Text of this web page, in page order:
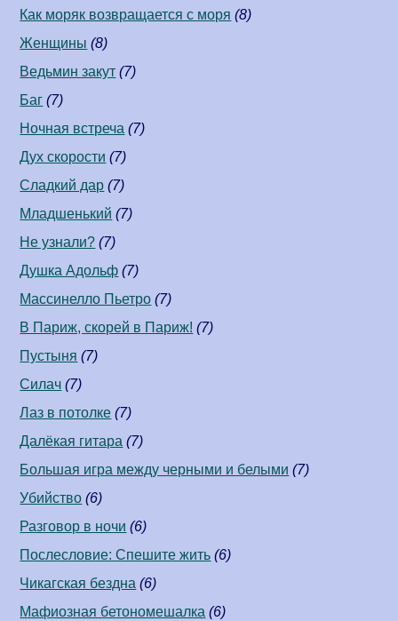
Как моряк возвращается с моря (8)
Женщины (8)
Ведьмин закут (7)
Баг (7)
Ночная встреча (7)
Дух скорости (7)
Сладкий дар (7)
Младшенький (7)
Не узнали? (7)
Душка Адольф (7)
Массинелло Пьетро (7)
В Париж, скорей в Париж! (7)
Пустыня (7)
Силач (7)
Лаз в потолке (7)
Далёкая гитара (7)
Большая игра между черными и белыми (7)
Убийство (6)
Разговор в ночи (6)
Послесловие: Спешите жить (6)
Чикагская бездна (6)
Мафиозная бетономешалка (6)